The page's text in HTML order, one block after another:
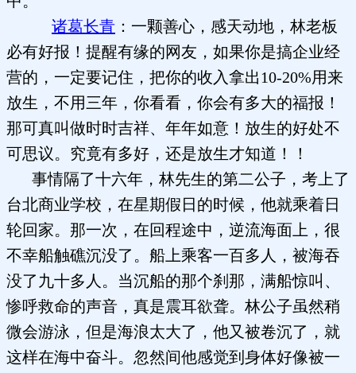
诸葛长青 ：一颗善心，感天动地，林老板
必有好报！提醒有缘的网友，如果你是搞企业经
营的，一定要记住，把你的收入拿出10-20%用来
放生，不用三年，你看看，你会有多大的福报！
那可真叫做时时吉祥、年年如意！放生的好处不
可思议。究竟有多好，还是放生才知道！！
事情隔了十六年，林先生的第二公子，考上了
台北商业学校，在星期假日的时候，他就乘着日
轮回家。那一次，在回程途中，逆流海面上，很
不幸船触礁沉没了。船上乘客一百多人，被海吞
没了九十多人。当沉船的那个刹那，满船惊叫、
惨呼救命的声音，真是震耳欲聋。林公子虽然稍
微会游泳，但是海浪太大了，他又被卷沉了，就
这样在海中奋斗。忽然间他感觉到身体好像被一